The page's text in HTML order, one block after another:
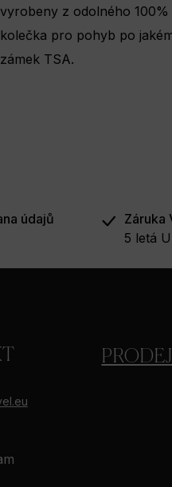
vyrobeny z odolného
kolečka pro pohyb po
zámek TSA.
údajů
Záruka
5 letá